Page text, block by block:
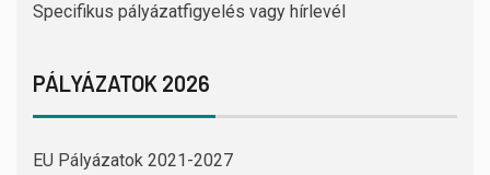
Specifikus pályázatfigyelés vagy hírlevél
PÁLYÁZATOK 2026
EU Pályázatok 2021-2027